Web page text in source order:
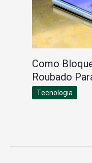
Como
Roubado
Tecnologia